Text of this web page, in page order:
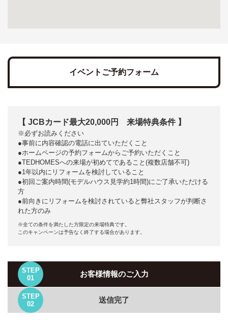
イベントご予約フォーム
【 JCBカード最大20,000円 来場特典条件 】
※必ずお読みください
●事前に内容確認の電話に出ていただくこと
●ホームページの予約フォームからご予約いただくこと
●TEDHOMESへの来場が初めてであること(複数店舗不可)
●1年以内にリフォームを検討していること
●初回ご案内時間(モデルハウス見学約1時間)にご了承いただける
方
●前向きにリフォームを検討されていると弊社スタッフが判断さ
れた方のみ
※全ての条件を満たした方限定の来場特典です。
このキャンペーンは予告なく終了する場合があります。
STEP
01
お客様情報のご入力
STEP
02
送信完了